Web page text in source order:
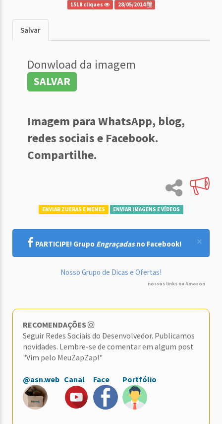
1518 cliques 28/05/2014
Salvar
Donwload da imagem
SALVAR
Imagem para WhatsApp, blog,
redes sociais e Facebook.
Compartilhe.
ENVIAR ZUERAS E MEMES ENVIAR IMAGENS E VÍDEOS
×
PARTICIPE! Grupo Engraçadasno Facebook!
Nosso Grupo de Dicas e Ofertas!
nossos links na Amazon
RECOMENDAÇÕES
Seguir Redes Sociais do Desenvolvedor. Publicamos
novidades. Lembre-se de comentar em algum post
"Vim pelo MeuZapZap!"
@asn.web Canal Face Portfólio